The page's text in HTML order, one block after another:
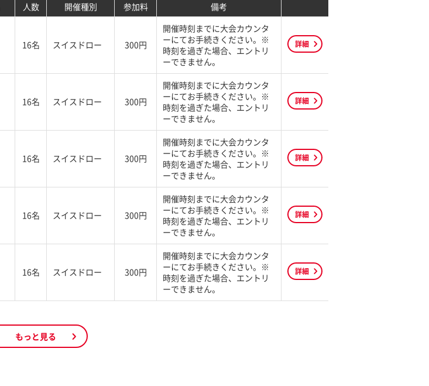
人数 開催種別 参加料 備考
16名 スイスドロー 300円
開催時刻までに大会カウンタ
ーにてお手続きください。※
時刻を過ぎた場合、エントリ
ーできません。
詳細
16名 スイスドロー 300円
開催時刻までに大会カウンタ
ーにてお手続きください。※
時刻を過ぎた場合、エントリ
ーできません。
詳細
16名 スイスドロー 300円
開催時刻までに大会カウンタ
ーにてお手続きください。※
時刻を過ぎた場合、エントリ
ーできません。
詳細
16名 スイスドロー 300円
開催時刻までに大会カウンタ
ーにてお手続きください。※
時刻を過ぎた場合、エントリ
ーできません。
詳細
16名 スイスドロー 300円
開催時刻までに大会カウンタ
ーにてお手続きください。※
時刻を過ぎた場合、エントリ
ーできません。
詳細
もっと見る